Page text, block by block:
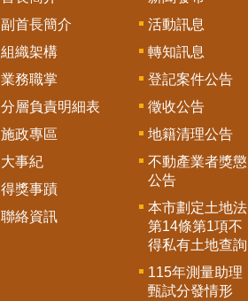
副首長簡介
組織架構
業務職掌
分層負責明細表
施政專區
大事紀
得獎事蹟
聯絡資訊
活動訊息
轉知訊息
登記案件公告
徵收公告
地籍清理公告
不動產業者獎懲
公告
本市劃定土地法
第14條第1項不
得私有土地查詢
115年測量助理
甄試分發情形